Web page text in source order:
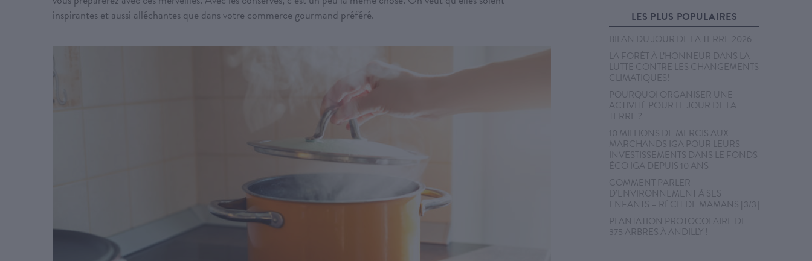
inspirantes et aussi alléchantes que dans votre commerce gourmand préféré.
LES PLUS POPULAIRES
BILAN DU JOUR DE LA TERRE 2026
LA FORÊT À L’HONNEUR DANS LA
LUTTE CONTRE LES CHANGEMENTS
CLIMATIQUES!
POURQUOI ORGANISER UNE
ACTIVITÉ POUR LE JOUR DE LA
TERRE ?
10 MILLIONS DE MERCIS AUX
MARCHANDS IGA POUR LEURS
INVESTISSEMENTS DANS LE FONDS
ÉCO IGA DEPUIS 10 ANS
COMMENT PARLER
D’ENVIRONNEMENT À SES
ENFANTS – RÉCIT DE MAMANS [3/3]
PLANTATION PROTOCOLAIRE DE
375 ARBRES À ANDILLY !